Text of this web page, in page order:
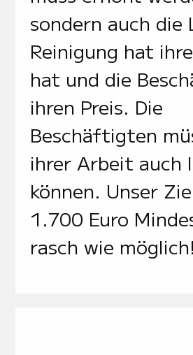
sondern auch die
Reinigung hat
hat und die
ihren Preis. Die
Beschäftigten
ihrer Arbeit auch
können. Unser
1.700 Euro
rasch wie möglich!